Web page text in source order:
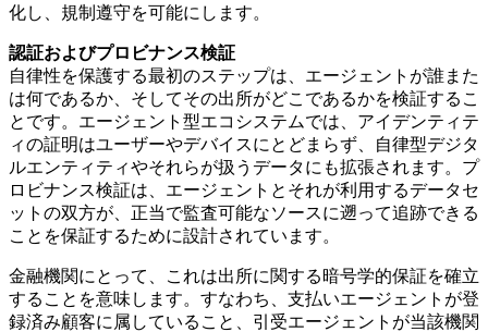
化し、規制遵守を可能にします。
認証およびプロビナンス検証
自律性を保護する最初のステップは、エージェントが誰また
は何であるか、そしてその出所がどこであるかを検証するこ
とです。エージェント型エコシステムでは、アイデンティテ
ィの証明はユーザーやデバイスにとどまらず、自律型デジタ
ルエンティティやそれらが扱うデータにも拡張されます。プ
ロビナンス検証は、エージェントとそれが利用するデータセ
ットの双方が、正当で監査可能なソースに遡って追跡できる
ことを保証するために設計されています。
金融機関にとって、これは出所に関する暗号学的保証を確立
することを意味します。すなわち、支払いエージェントが登
録済み顧客に属していること、引受エージェントが当該機関